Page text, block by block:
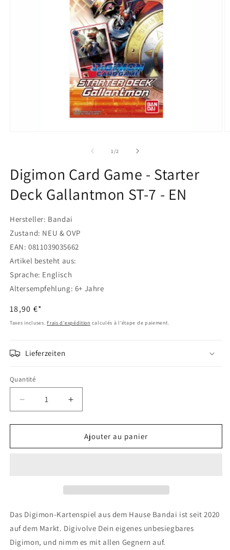
une
fenêtre
modale
1/de2
Digimon Card Game - Starter
Deck Gallantmon ST-7 - EN
Hersteller: Bandai
Zustand: NEU & OVP
EAN: 0811039035662
Artikel besteht aus:
Sprache: Englisch
Altersempfehlung: 6+ Jahre
Prix
habituel
18,90 €*
Taxes incluses. Frais d'expédition calculés à l'étape de paiement.
Lieferzeiten
Quantité
Réduire
la
quantité
Digimon
Gallantmon
ST-
7
-
Augmenter
la
quantité
Digimon
Gallantmon
7
-
Ajouter au panier
Das Digimon-Kartenspiel aus dem Hause Bandai ist seit 2020
auf dem Markt. Digivolve Dein eigenes unbesiegbares
Digimon, und nimm es mit allen Gegnern auf.